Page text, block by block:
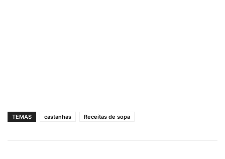
TEMAS castanhas Receitas de sopa